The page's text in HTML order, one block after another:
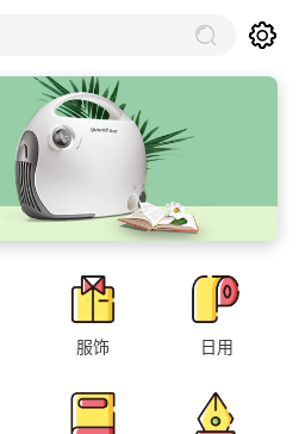
服饰 日用